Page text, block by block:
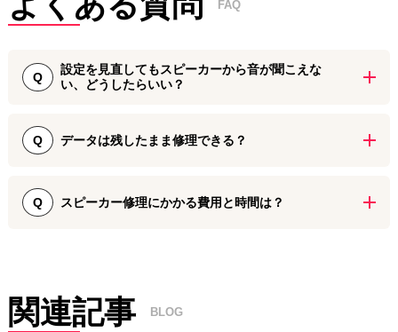
FAQ
Q
設定を見直してもスピーカーから音が聞こえな
い、どうしたらいい？
音が小さい場合には、スピーカー部品の故障や、スピーカーのメッ
シュに異物が詰まっている可能性があります。
めに近くのiPhone修理ダイワンテレコムまでご相談ください。
Q データは残したまま修理できる？
ータを残したままのiPhone修理が可能です。
Apple正規店ではデータの初期化が必要な修理であっても、当店なら
Q スピーカー修理にかかる費用と時間は？
ダイワンテレコム店舗までご相談ください。
関連記事 BLOG